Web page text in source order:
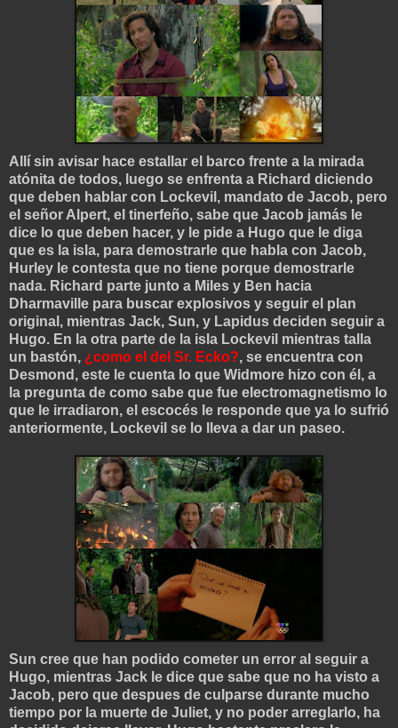
Allí sin avisar hace estallar el barco frente a la mirada
atónita de todos, luego se enfrenta a Richard diciendo
que deben hablar con Lockevil, mandato de Jacob, pero
el señor Alpert, el tinerfeño, sabe que Jacob jamás le
dice lo que deben hacer, y le pide a Hugo que le diga
que es la isla, para demostrarle que habla con Jacob,
Hurley le contesta que no tiene porque demostrarle
nada. Richard parte junto a Miles y Ben hacia
Dharmaville para buscar explosivos y seguir el plan
original, mientras Jack, Sun, y Lapidus deciden seguir a
Hugo. En la otra parte de la isla Lockevil mientras talla
un bastón, ¿como el del Sr. Ecko?, se encuentra con
Desmond, este le cuenta lo que Widmore hizo con él, a
la pregunta de como sabe que fue electromagnetismo lo
que le irradiaron, el escocés le responde que ya lo sufrió
anteriormente, Lockevil se lo lleva a dar un paseo.
Sun cree que han podido cometer un error al seguir a
Hugo, mientras Jack le dice que sabe que no ha visto a
Jacob, pero que despues de culparse durante mucho
tiempo por la muerte de Juliet, y no poder arreglarlo, ha